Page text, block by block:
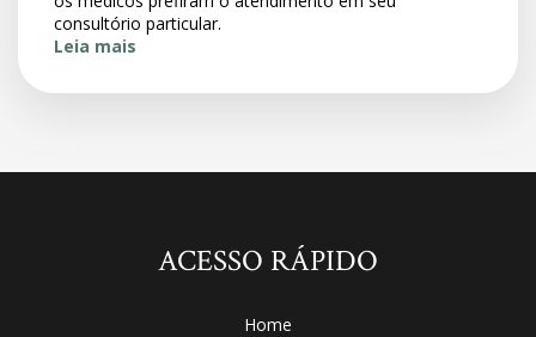
consultório particular.
Leia mais
ACESSO RÁPIDO
Home